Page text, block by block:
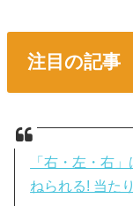
注目の記事
「右・左・右
ねられる! 当た